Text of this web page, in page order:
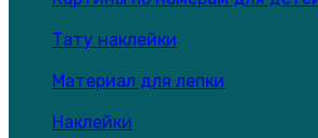
Тату наклейки
Материал для лепки
Наклейки